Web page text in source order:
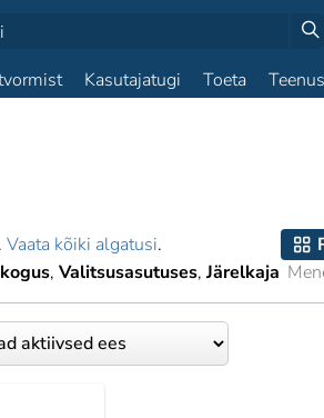
Kasutajatugi Toeta
Vaata kõiki algatusi.
Valitsusasutuses Järelkaja